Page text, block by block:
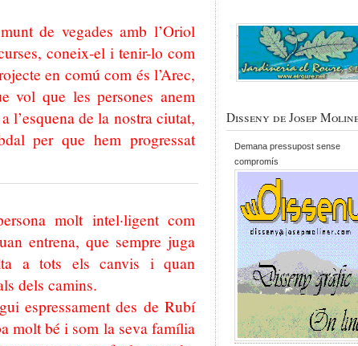
de vegades amb l’Oriol
coneix-el i tenir-lo com
en comú com és l’Arec,
vol que les persones anem
l’esquena de la nostra ciutat,
per que hem progressat
molt intel·ligent com
entrena, que sempre juga
a tots els canvis i quan
dels camins.
espressament des de Rubí
molt bé i som la seva família
Disseny de Josep
Demana pressupost sense
compromís